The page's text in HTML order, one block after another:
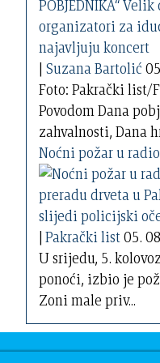
| Suzana Bartolić
Foto: Pakrački list/
Povodom Dana
zahvalnosti, Dana
Noćni požar u
|Pakrački list05.
U srijedu, 5.
ponoći, izbio je
Zoni male priv...